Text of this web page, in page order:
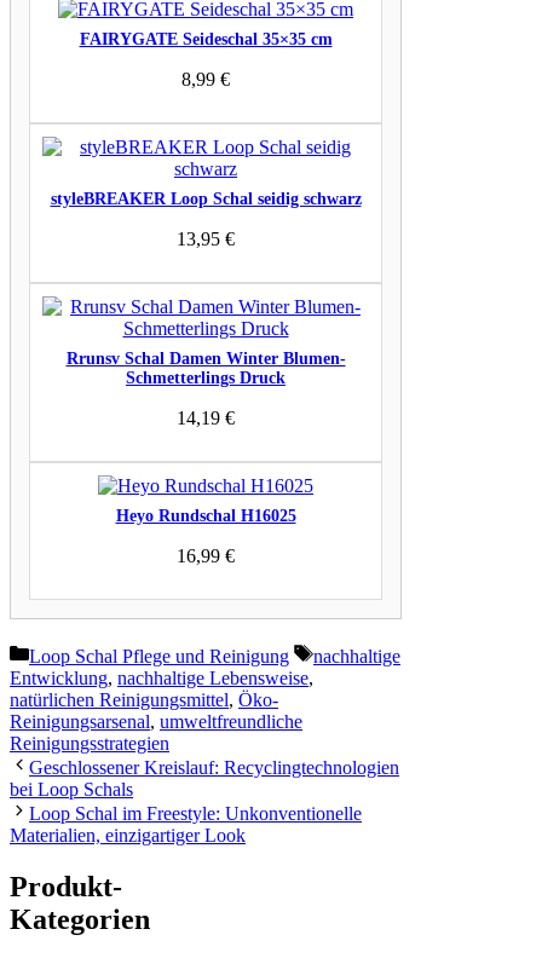
FAIRYGATE Seideschal 35×35 cm
8,99 €
styleBREAKER Loop Schal seidig schwarz
13,95 €
Rrunsv Schal Damen Winter Blumen-
Schmetterlings Druck
14,19 €
Heyo Rundschal H16025
16,99 €
Kategorien
Loop Schal Pflege und Reinigung Schlagwörter
nachhaltige
Entwicklung, nachhaltige Lebensweise,
natürlichen Reinigungsmittel, Öko-
Reinigungsarsenal, umweltfreundliche
Reinigungsstrategien
Geschlossener Kreislauf: Recyclingtechnologien
bei Loop Schals
Loop Schal im Freestyle: Unkonventionelle
Materialien, einzigartiger Look
Produkt-
Kategorien